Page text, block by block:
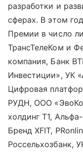
разработки и
сферах. В этом
Премии в число
ТрансТелеКом и
компания, Банк
Инвестиции», УК
Цифровая
РУДН, ООО
холдинг Т1,
Бренд XFIT,
Россельхозбанк,